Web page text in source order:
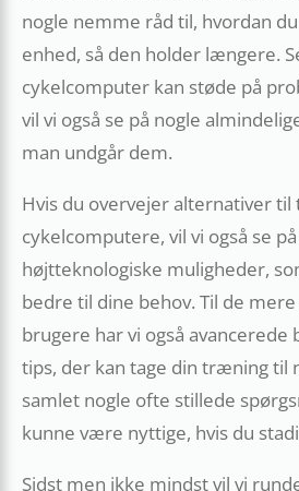
nogle nemme råd til, hvordan
enhed, så den holder længere.
cykelcomputer kan støde på
vil vi også se på nogle
man undgår dem.
Hvis du overvejer alternativer
cykelcomputere, vil vi også se
højtteknologiske muligheder,
bedre til dine behov. Til de
brugere har vi også avancerede
tips, der kan tage din træning til
samlet nogle ofte stillede
kunne være nyttige, hvis du
Sidst men ikke mindst vil vi